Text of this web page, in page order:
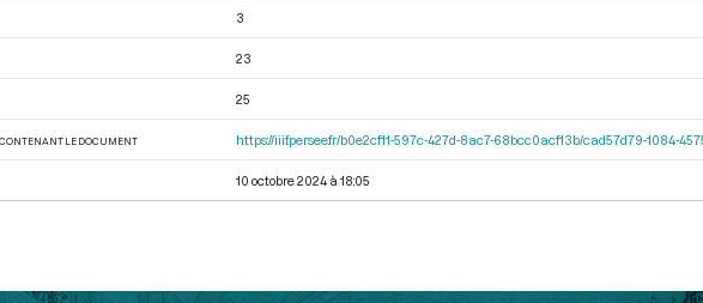
3
23
25
LE DOCUMENT https://iiif.persee.fr/b0e2cf11-597c-427d-8ac7-68bcc0acf13b/cad57d79-1084-
10 octobre 2024 à 18:05